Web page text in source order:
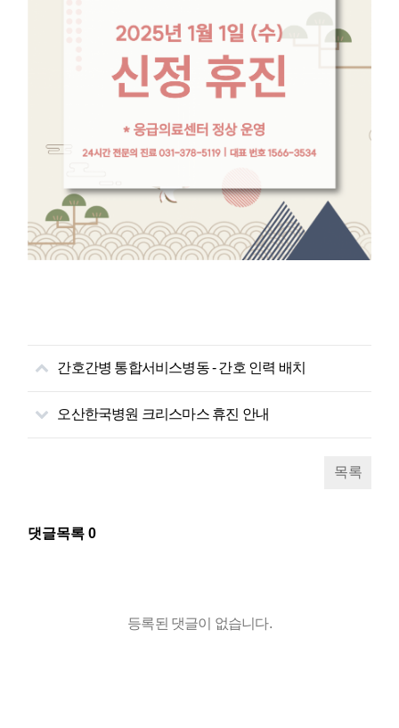
간호간병 통합서비스병동 - 간호 인력 배치
오산한국병원 크리스마스 휴진 안내
목록
댓글목록0
등록된 댓글이 없습니다.